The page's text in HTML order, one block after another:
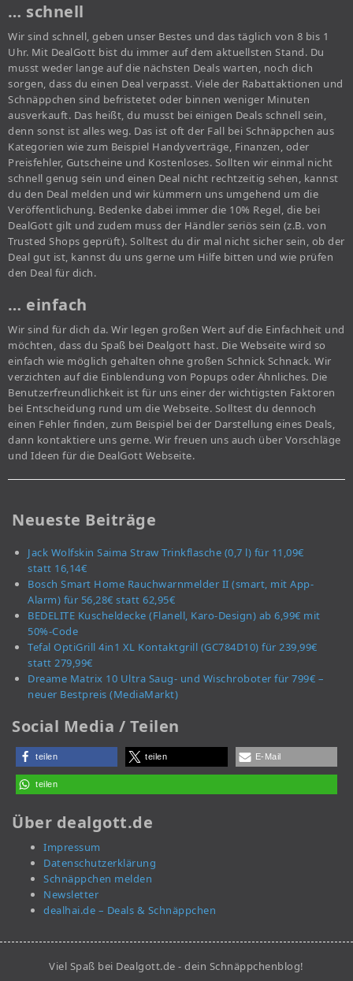
… schnell
Wir sind schnell, geben unser Bestes und das täglich von 8 bis 1
Uhr. Mit DealGott bist du immer auf dem aktuellsten Stand. Du
musst weder lange auf die nächsten Deals warten, noch dich
sorgen, dass du einen Deal verpasst. Viele der Rabattaktionen und
Schnäppchen sind befristetet oder binnen weniger Minuten
ausverkauft. Das heißt, du musst bei einigen Deals schnell sein,
denn sonst ist alles weg. Das ist oft der Fall bei Schnäppchen aus
Kategorien wie zum Beispiel Handyverträge, Finanzen, oder
Preisfehler, Gutscheine und Kostenloses. Sollten wir einmal nicht
schnell genug sein und einen Deal nicht rechtzeitig sehen, kannst
du den Deal melden und wir kümmern uns umgehend um die
Veröffentlichung. Bedenke dabei immer die 10% Regel, die bei
DealGott gilt und zudem muss der Händler seriös sein (z.B. von
Trusted Shops geprüft). Solltest du dir mal nicht sicher sein, ob der
Deal gut ist, kannst du uns gerne um Hilfe bitten und wie prüfen
den Deal für dich.
… einfach
Wir sind für dich da. Wir legen großen Wert auf die Einfachheit und
möchten, dass du Spaß bei Dealgott hast. Die Webseite wird so
einfach wie möglich gehalten ohne großen Schnick Schnack. Wir
verzichten auf die Einblendung von Popups oder Ähnliches. Die
Benutzerfreundlichkeit ist für uns einer der wichtigsten Faktoren
bei Entscheidung rund um die Webseite. Solltest du dennoch
einen Fehler finden, zum Beispiel bei der Darstellung eines Deals,
dann kontaktiere uns gerne. Wir freuen uns auch über Vorschläge
und Ideen für die DealGott Webseite.
Neueste Beiträge
Jack Wolfskin Saima Straw Trinkflasche (0,7 l) für 11,09€
statt 16,14€
Bosch Smart Home Rauchwarnmelder II (smart, mit App-
Alarm) für 56,28€ statt 62,95€
BEDELITE Kuscheldecke (Flanell, Karo-Design) ab 6,99€ mit
50%-Code
Tefal OptiGrill 4in1 XL Kontaktgrill (GC784D10) für 239,99€
statt 279,99€
Dreame Matrix 10 Ultra Saug- und Wischroboter für 799€ –
neuer Bestpreis (MediaMarkt)
Social Media / Teilen
teilen teilen E-Mail
teilen
Über dealgott.de
Impressum
Datenschutzerklärung
Schnäppchen melden
Newsletter
dealhai.de – Deals & Schnäppchen
Viel Spaß bei Dealgott.de - dein Schnäppchenblog!